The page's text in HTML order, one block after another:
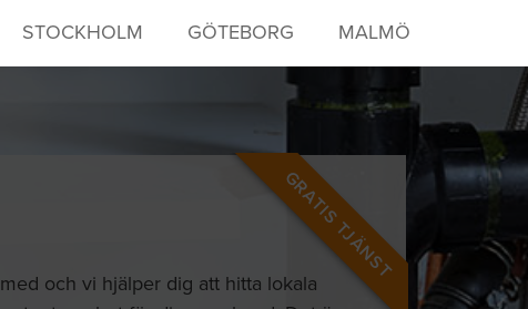
STOCKHOLM GÖTEBORG MALMÖ
GRATIS TJÄNST
och vi hjälper dig att hitta lokala